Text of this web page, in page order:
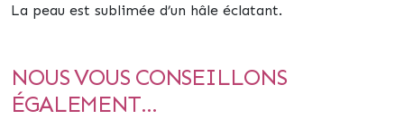
La peau est sublimée d’un hâle éclatant.
NOUS VOUS CONSEILLONS
ÉGALEMENT...